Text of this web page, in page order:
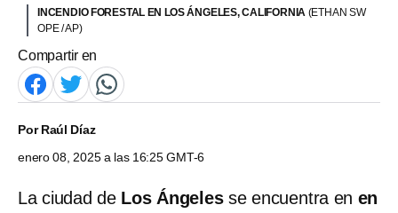
INCENDIO FORESTAL EN LOS ÁNGELES, CALIFORNIA (ETHAN SW
OPE / AP)
Compartir en
PorRaúl Díaz
enero 08, 2025 a las 16:25 GMT-6
La ciudad de Los Ángelesse encuentra en en